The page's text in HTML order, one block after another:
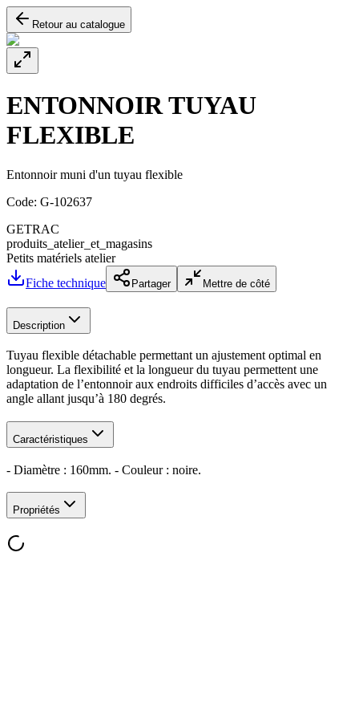
Retour au catalogue
ENTONNOIR TUYAU
FLEXIBLE
Entonnoir muni d'un tuyau flexible
Code: G-102637
GETRAC
produits_atelier_et_magasins
Petits matériels atelier
Fiche technique
Partager Mettre de côté
Description
Tuyau flexible détachable permettant un ajustement optimal en
longueur. La flexibilité et la longueur du tuyau permettent une
adaptation de l’entonnoir aux endroits difficiles d’accès avec un
angle allant jusqu’à 180 degrés.
Caractéristiques
- Diamètre : 160mm. - Couleur : noire.
Propriétés